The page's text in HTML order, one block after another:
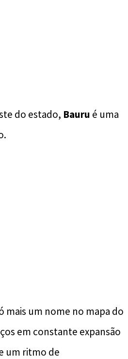
do estado, Bauru é uma
mais um nome no mapa do
em constante expansão
um ritmo de